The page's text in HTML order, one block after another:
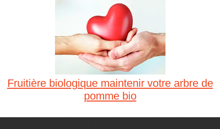
Fruitière biologique maintenir votre arbre de
pomme bio